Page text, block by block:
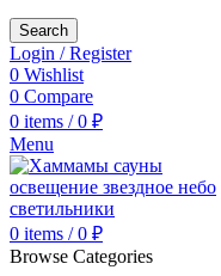
Search
Login / Register
0 Wishlist
0 Compare
0 items / 0 ₽
Menu
0 items / 0 ₽
Browse Categories